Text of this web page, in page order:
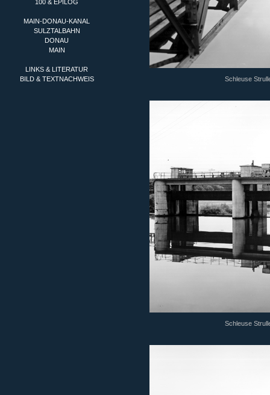
100 & EPILOG
MAIN-DONAU-KANAL
SULZTALBAHN
DONAU
MAIN
LINKS & LITERATUR
BILD & TEXTNACHWEIS
Schleuse
Schleuse